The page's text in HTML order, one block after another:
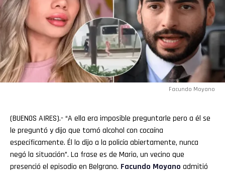
Facundo Moyano
(BUENOS AIRES).- “A ella era imposible preguntarle pero a él se
le preguntó y dijo que tomó alcohol con cocaína
específicamente. Él lo dijo a la policía abiertamente, nunca
negó la situación”. La frase es de Mario, un vecino que
presenció el episodio en Belgrano. Facundo Moyano admitió